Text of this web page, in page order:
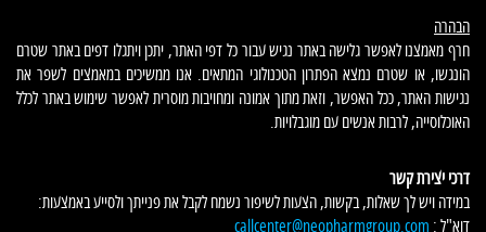
הבהרה
חרף מאמצנו לאפשר גלישה באתר נגיש עבור כל דפי האתר, יתכן ויתגלו דפים באתר שטרם
הונגשו, או שטרם נמצא הפתרון הטכנולוגי המתאים. אנו ממשיכים במאמצים לשפר את
נגישות האתר, ככל האפשר, וזאת מתוך אמונה ומחויבות מוסרית לאפשר שימוש באתר לכלל
האוכלוסייה, לרבות אנשים עם מוגבלויות.
דרכי יצירת קשר
במידה ויש לך שאלות, בקשות, הצעות לשיפור נשמח לקבל את פנייתך ולסייע באמצעות:
דוא"ל : callcenter@neopharmgroup.com